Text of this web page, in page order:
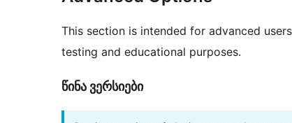
This section is intended for advanced
testing and educational purposes.
წინა ვერსიები